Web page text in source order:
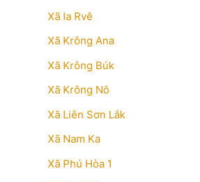
Xã Ia Rvê
Xã Krông Ana
Xã Krông Búk
Xã Krông Nô
Xã Liên Sơn Lắk
Xã Nam Ka
Xã Phú Hòa 1